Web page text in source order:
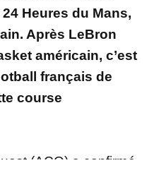
Heures du Mans,
Après LeBron
américain, c’est
français de
course
(ACO) a confirmé